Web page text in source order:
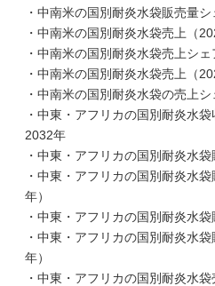
・中南米の国別耐炎水袋販売量
・中南米の国別耐炎水袋売上（
・中南米の国別耐炎水袋売上シ
・中南米の国別耐炎水袋売上（
・中南米の国別耐炎水袋の売上
・中東・アフリカの国別耐炎水
2032年
・中東・アフリカの国別耐炎水
・中東・アフリカの国別耐炎水
年）
・中東・アフリカの国別耐炎水
・中東・アフリカの国別耐炎水
年）
・中東・アフリカの国別耐炎水